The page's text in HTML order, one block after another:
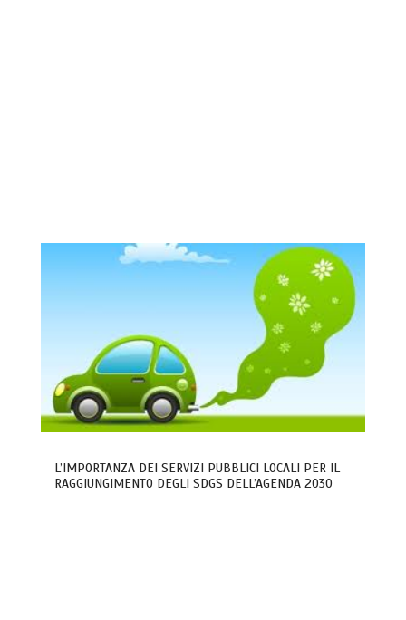
L’IMPORTANZA DEI SERVIZI PUBBLICI LOCALI PER IL
RAGGIUNGIMENTO DEGLI SDGS DELL’AGENDA 2030